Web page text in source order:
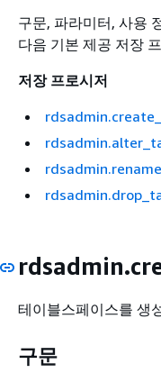
구문, 파라미터, 사용
다음 기본 제공 저장
저장 프로시저
테이블스페이스를 생
구문